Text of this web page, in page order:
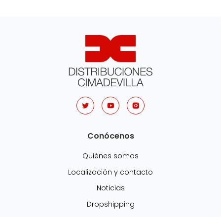
Conócenos
Quiénes somos
Localización y contacto
Noticias
Dropshipping